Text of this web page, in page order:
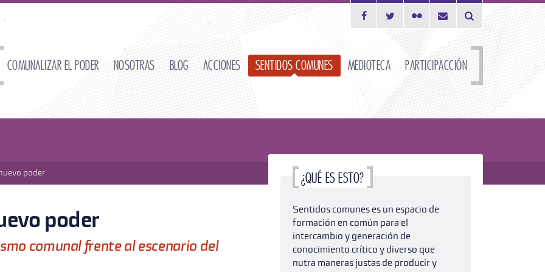
Desplegar el
Comunalizar el poder Nosotras Blog Acciones Sentidos comunes Medioteca ParticipAcción
poder
poder
comunal frente al escenario del
¿Qué es esto?
Sentidos comunes es un espacio de
formación en común para el
intercambio y generación de
conocimiento crítico y diverso que
nutra maneras justas de producir y